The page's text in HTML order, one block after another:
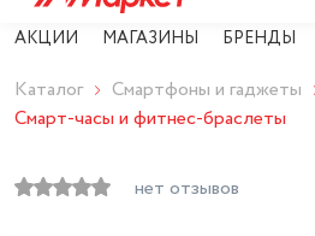
АКЦИИ МАГАЗИНЫ БРЕНДЫ
Каталог
Смартфоны и гаджеты
Смарт-часы и фитнес-браслеты
нет отзывов